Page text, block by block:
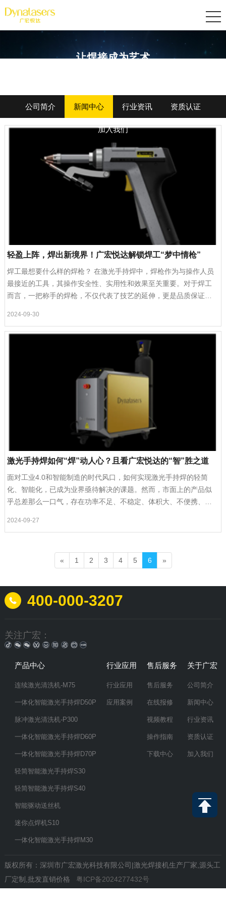
让焊接成为艺术
公司简介 新闻中心 行业资讯 资质认证
加入我们
轻盈上阵，焊出新境界！广宏悦达解锁焊工“梦中情枪”
焊工最想要什么样的焊枪？ 在激光手持焊中，焊枪作为与操作人员
最接近的工具，其操作安全性、实用性和效果至关重要。对于焊工
而言，一把称手的焊枪，不仅代表了技艺的延伸，更是品质保证的
2024-09-30
激光手持焊如何“焊”动人心？且看广宏悦达的“智”胜之道
面对工业4.0和智能制造的时代风口，如何实现激光手持焊的轻简
化、智能化，已成为业界亟待解决的课题。然而，市面上的产品似
乎总差那么一口气，存在功率不足、不稳定、体积大、不便携、不
2024-09-27
« 1 2 3 4 5 6 »
400-000-3207
关注广宏：
产品中心
连续激光清洗机-M75
一体化智能激光手持焊D50P
脉冲激光清洗机-P300
一体化智能激光手持焊D60P
一体化智能激光手持焊D70P
轻简智能激光手持焊S30
轻简智能激光手持焊S40
智能驱动送丝机
迷你点焊机S10
一体化智能激光手持焊M30
行业应用
行业应用
应用案例
售后服务
售后服务
在线报修
视频教程
操作指南
下载中心
关于广宏
公司简介
新闻中心
行业资讯
资质认证
加入我们
版权所有：深圳市广宏激光科技有限公司|激光焊接机生产厂家,源头工
厂定制,批发直销价格
粤ICP备2024277432号